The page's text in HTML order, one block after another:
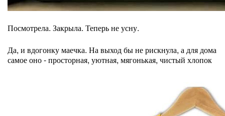
Посмотрела. Закрыла. Теперь не усну.
Да, и вдогонку маечка. На выход бы не рискнула, а для дома
самое оно - просторная, уютная, мягонькая, чистый хлопок